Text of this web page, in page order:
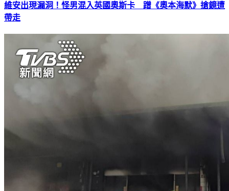
維安出現漏洞！怪男混入英國奧斯卡 蹭《奧本海默》搶鏡遭
帶走